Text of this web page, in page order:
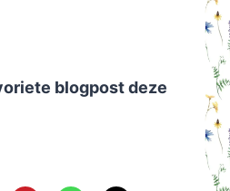
blogpost deze